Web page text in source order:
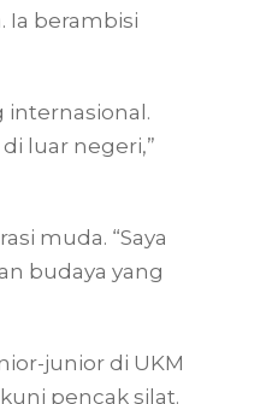
Ia berambisi
internasional.
luar negeri,”
muda. “Saya
budaya yang
junior di UKM
pencak silat.